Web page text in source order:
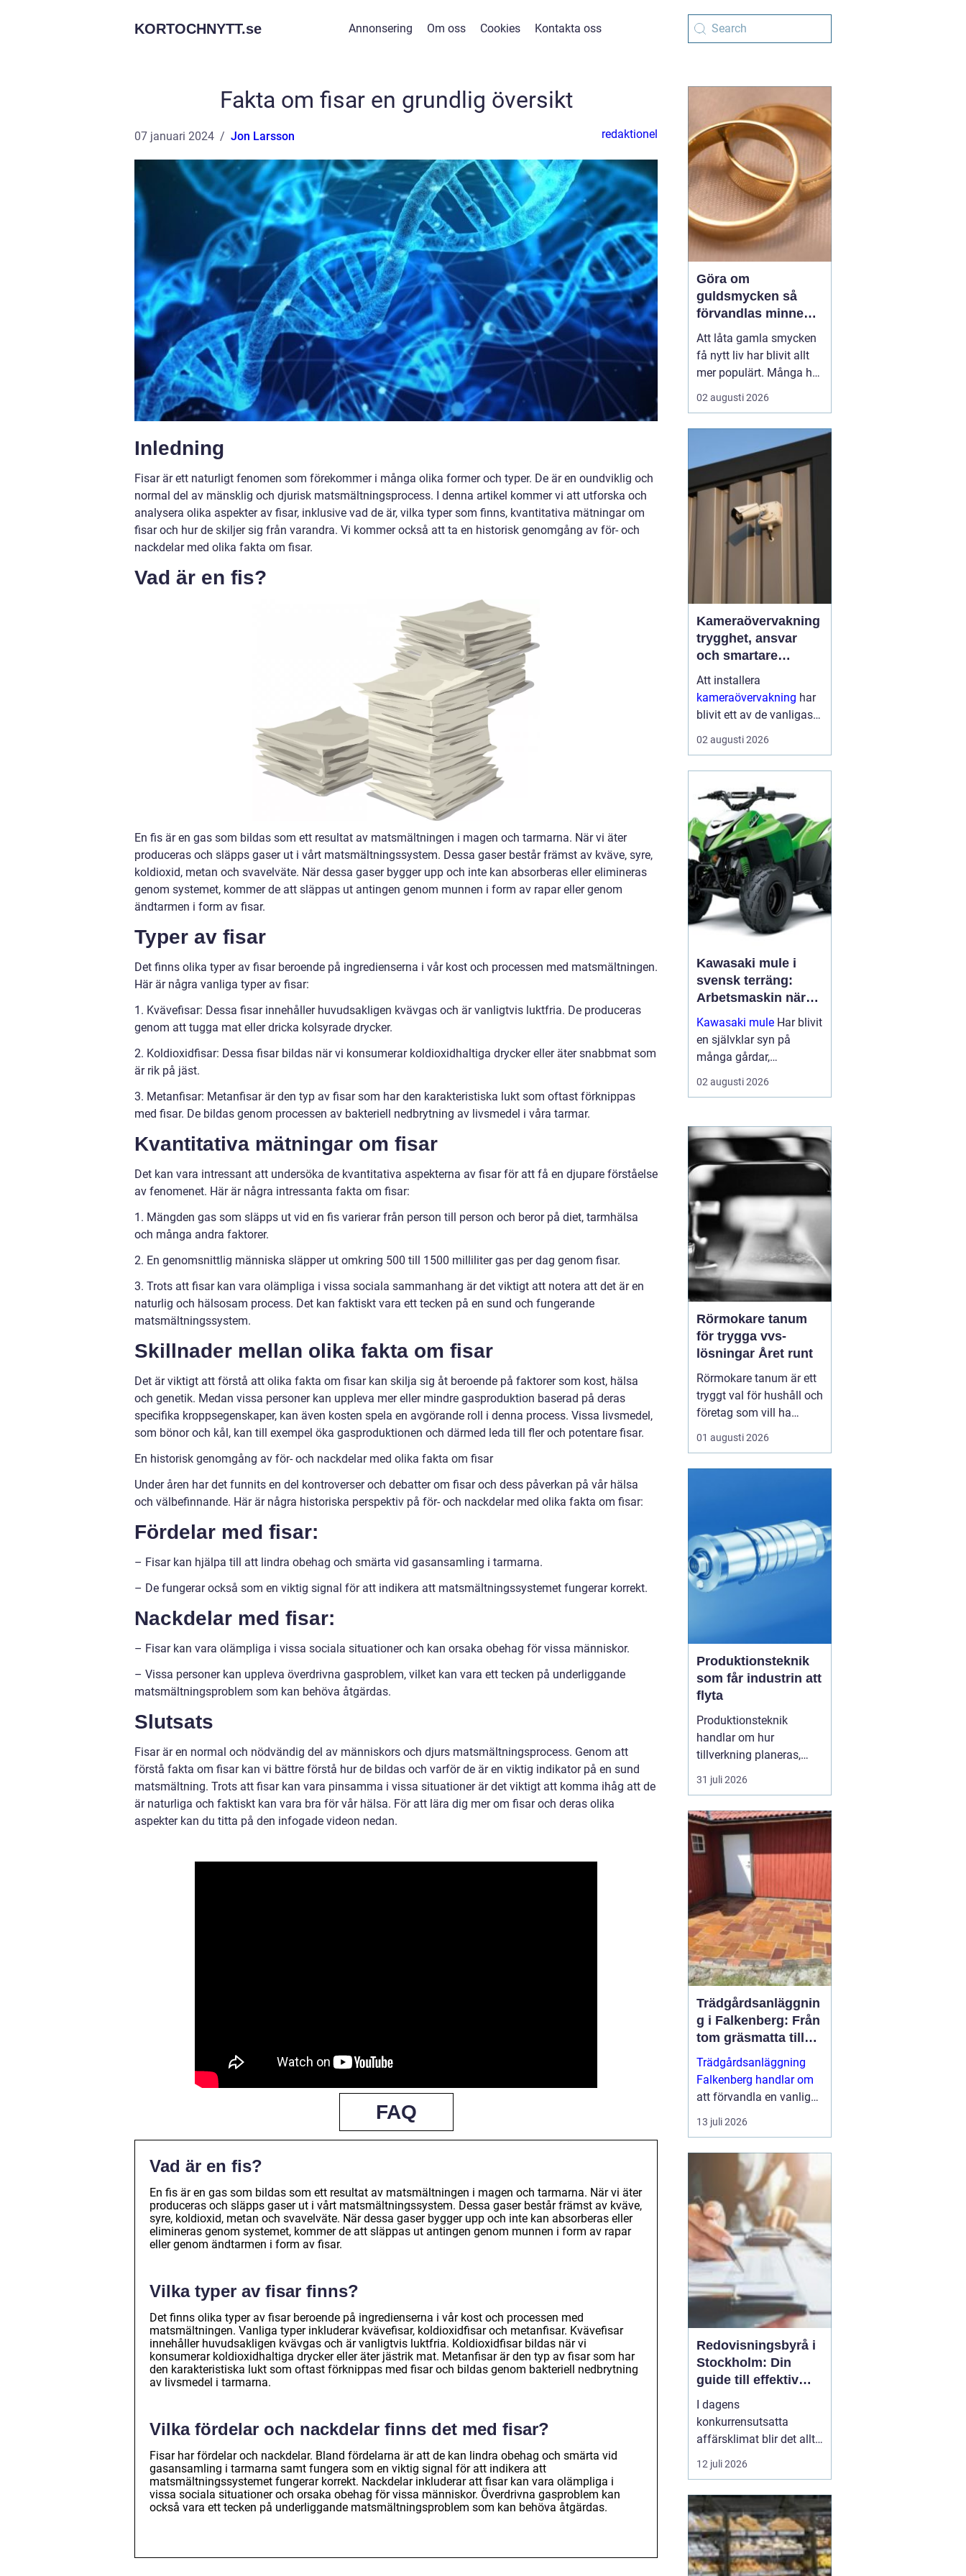
KORTOCHNYTT.se Annonsering Om oss Cookies Kontakta oss
Fakta om fisar en grundlig översikt
07 januari 2024 Jon Larsson redaktionel
Inledning
Fisar är ett naturligt fenomen som förekommer i många olika former och typer. De är en oundviklig och
normal del av mänsklig och djurisk matsmältningsprocess. I denna artikel kommer vi att utforska och
analysera olika aspekter av fisar, inklusive vad de är, vilka typer som finns, kvantitativa mätningar om
fisar och hur de skiljer sig från varandra. Vi kommer också att ta en historisk genomgång av för- och
nackdelar med olika fakta om fisar.
Vad är en fis?
En fis är en gas som bildas som ett resultat av matsmältningen i magen och tarmarna. När vi äter
produceras och släpps gaser ut i vårt matsmältningssystem. Dessa gaser består främst av kväve, syre,
koldioxid, metan och svavelväte. När dessa gaser bygger upp och inte kan absorberas eller elimineras
genom systemet, kommer de att släppas ut antingen genom munnen i form av rapar eller genom
ändtarmen i form av fisar.
Typer av fisar
Det finns olika typer av fisar beroende på ingredienserna i vår kost och processen med matsmältningen.
Här är några vanliga typer av fisar:
1. Kvävefisar: Dessa fisar innehåller huvudsakligen kvävgas och är vanligtvis luktfria. De produceras
genom att tugga mat eller dricka kolsyrade drycker.
2. Koldioxidfisar: Dessa fisar bildas när vi konsumerar koldioxidhaltiga drycker eller äter snabbmat som
är rik på jäst.
3. Metanfisar: Metanfisar är den typ av fisar som har den karakteristiska lukt som oftast förknippas
med fisar. De bildas genom processen av bakteriell nedbrytning av livsmedel i våra tarmar.
Kvantitativa mätningar om fisar
Det kan vara intressant att undersöka de kvantitativa aspekterna av fisar för att få en djupare förståelse
av fenomenet. Här är några intressanta fakta om fisar:
1. Mängden gas som släpps ut vid en fis varierar från person till person och beror på diet, tarmhälsa
och många andra faktorer.
2. En genomsnittlig människa släpper ut omkring 500 till 1500 milliliter gas per dag genom fisar.
3. Trots att fisar kan vara olämpliga i vissa sociala sammanhang är det viktigt att notera att det är en
naturlig och hälsosam process. Det kan faktiskt vara ett tecken på en sund och fungerande
matsmältningssystem.
Skillnader mellan olika fakta om fisar
Det är viktigt att förstå att olika fakta om fisar kan skilja sig åt beroende på faktorer som kost, hälsa
och genetik. Medan vissa personer kan uppleva mer eller mindre gasproduktion baserad på deras
specifika kroppsegenskaper, kan även kosten spela en avgörande roll i denna process. Vissa livsmedel,
som bönor och kål, kan till exempel öka gasproduktionen och därmed leda till fler och potentare fisar.
En historisk genomgång av för- och nackdelar med olika fakta om fisar
Under åren har det funnits en del kontroverser och debatter om fisar och dess påverkan på vår hälsa
och välbefinnande. Här är några historiska perspektiv på för- och nackdelar med olika fakta om fisar:
Fördelar med fisar:
– Fisar kan hjälpa till att lindra obehag och smärta vid gasansamling i tarmarna.
– De fungerar också som en viktig signal för att indikera att matsmältningssystemet fungerar korrekt.
Nackdelar med fisar:
– Fisar kan vara olämpliga i vissa sociala situationer och kan orsaka obehag för vissa människor.
– Vissa personer kan uppleva överdrivna gasproblem, vilket kan vara ett tecken på underliggande
matsmältningsproblem som kan behöva åtgärdas.
Slutsats
Fisar är en normal och nödvändig del av människors och djurs matsmältningsprocess. Genom att
förstå fakta om fisar kan vi bättre förstå hur de bildas och varför de är en viktig indikator på en sund
matsmältning. Trots att fisar kan vara pinsamma i vissa situationer är det viktigt att komma ihåg att de
är naturliga och faktiskt kan vara bra för vår hälsa. För att lära dig mer om fisar och deras olika
aspekter kan du titta på den infogade videon nedan.
FAQ
Vad är en fis?
En fis är en gas som bildas som ett resultat av matsmältningen i magen och tarmarna. När vi äter
produceras och släpps gaser ut i vårt matsmältningssystem. Dessa gaser består främst av kväve,
syre, koldioxid, metan och svavelväte. När dessa gaser bygger upp och inte kan absorberas eller
elimineras genom systemet, kommer de att släppas ut antingen genom munnen i form av rapar
eller genom ändtarmen i form av fisar.
Vilka typer av fisar finns?
Det finns olika typer av fisar beroende på ingredienserna i vår kost och processen med
matsmältningen. Vanliga typer inkluderar kvävefisar, koldioxidfisar och metanfisar. Kvävefisar
innehåller huvudsakligen kvävgas och är vanligtvis luktfria. Koldioxidfisar bildas när vi
konsumerar koldioxidhaltiga drycker eller äter jästrik mat. Metanfisar är den typ av fisar som har
den karakteristiska lukt som oftast förknippas med fisar och bildas genom bakteriell nedbrytning
av livsmedel i tarmarna.
Vilka fördelar och nackdelar finns det med fisar?
Fisar har fördelar och nackdelar. Bland fördelarna är att de kan lindra obehag och smärta vid
gasansamling i tarmarna samt fungera som en viktig signal för att indikera att
matsmältningssystemet fungerar korrekt. Nackdelar inkluderar att fisar kan vara olämpliga i
vissa sociala situationer och orsaka obehag för vissa människor. Överdrivna gasproblem kan
också vara ett tecken på underliggande matsmältningsproblem som kan behöva åtgärdas.
Göra om
guldsmycken så
förvandlas minnen
till nya favoriter
Att låta gamla smycken
få nytt liv har blivit allt
mer populärt. Många har
ärvda ringar, kedjor eller
örhängen som mest
starkt känslomässigt
värde. Genom
att ...
02 augusti 2026
Kameraövervakning
trygghet, ansvar
och smartare
säkerhet i vardagen
Att installera
kameraövervakning har
blivit ett av de vanligaste
sätten att öka tryggheten
i både hem och företag.
överblick, avskräcker
från brott och kan hj...
02 augusti 2026
Kawasaki mule i
svensk terräng:
Arbetsmaskin när
det verkligen gäller
Kawasaki mule Har blivit
en självklar syn på
många gårdar,
entreprenadarbeten och
jaktmarker runt om i
kombinerar ege...
02 augusti 2026
Rörmokare tanum
för trygga vvs-
lösningar Året runt
Rörmokare tanum är ett
tryggt val för hushåll och
företag som vill ha
säkra, hållbara och
professionella vvs-
renoveringar och
energisnåla
uppvärmningssystem.
Rätt ...
01 augusti 2026
Produktionsteknik
som får industrin att
flyta
Produktionsteknik
handlar om hur
tillverkning planeras,
organiseras och
genomförs i praktiken.
samspelet mellan
maskiner, människor,
material och styrsystem.
När dessa delar fungerar
tillsammans minskar
spill, driftstopp och
kostnader...
31 juli 2026
Trädgårdsanläggnin
g i Falkenberg: Från
tom gräsmatta till
genomtänkt helhet
Trädgårdsanläggning
Falkenberg handlar om
att förvandla en vanlig
tomt till en fungerande,
vacker och hållbar
många &ari...
13 juli 2026
Redovisningsbyrå i
Stockholm: Din
guide till effektiv
redovisning i
Stockholm
I dagens
konkurrensutsatta
affärsklimat blir det allt
viktigare att ha en
redovisningsbyrå i
bara kan sköta den
traditionella bokföringen,
utan också kan erbjuda
mervärde genom
12 juli 2026